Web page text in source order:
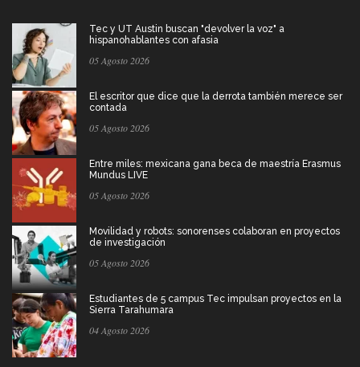
Tec y UT Austin buscan "devolver la voz" a
hispanohablantes con afasia
05 Agosto 2026
El escritor que dice que la derrota también merece ser
contada
05 Agosto 2026
Entre miles: mexicana gana beca de maestría Erasmus
Mundus LIVE
05 Agosto 2026
Movilidad y robots: sonorenses colaboran en proyectos
de investigación
05 Agosto 2026
Estudiantes de 5 campus Tec impulsan proyectos en la
Sierra Tarahumara
04 Agosto 2026